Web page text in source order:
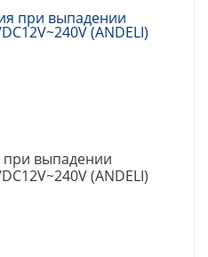
выпадении
(ANDELI)